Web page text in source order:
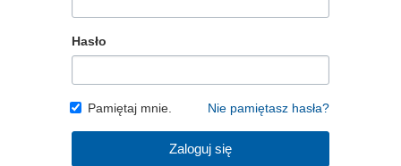
Hasło
Pamiętaj mnie. Nie pamiętasz hasła?
Zaloguj się